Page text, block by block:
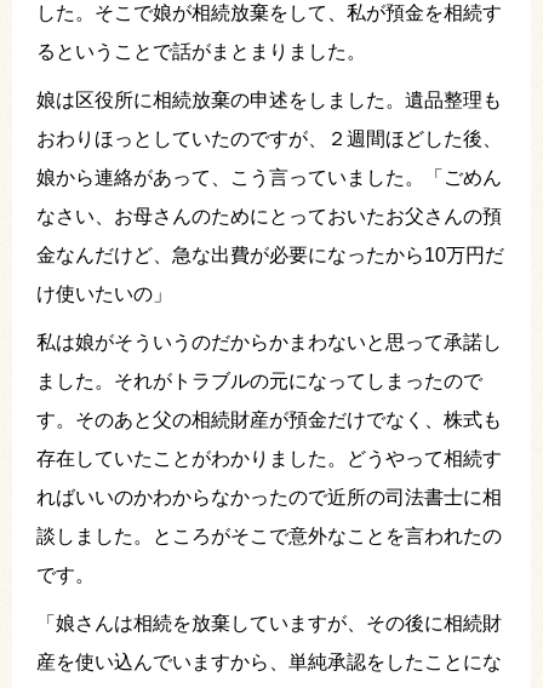
した。そこで娘が相続放棄をして、私が預金を相続す
るということで話がまとまりました。
娘は区役所に相続放棄の申述をしました。遺品整理も
おわりほっとしていたのですが、２週間ほどした後、
娘から連絡があって、こう言っていました。「ごめん
なさい、お母さんのためにとっておいたお父さんの預
金なんだけど、急な出費が必要になったから10万円だ
け使いたいの」
私は娘がそういうのだからかまわないと思って承諾し
ました。それがトラブルの元になってしまったので
す。そのあと父の相続財産が預金だけでなく、株式も
存在していたことがわかりました。どうやって相続す
ればいいのかわからなかったので近所の司法書士に相
談しました。ところがそこで意外なことを言われたの
です。
「娘さんは相続を放棄していますが、その後に相続財
産を使い込んでいますから、単純承認をしたことにな